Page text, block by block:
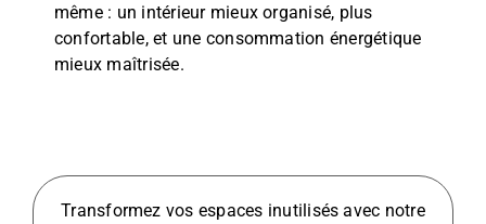
même : un intérieur mieux organisé, plus
confortable, et une consommation énergétique
mieux maîtrisée.
Transformez vos espaces inutilisés avec notre